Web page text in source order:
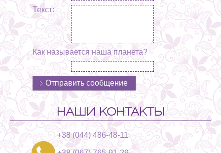
Текст:
Как называется наша планета?
НАШИ КОНТАКТЫ
+38 (044) 486-48-11